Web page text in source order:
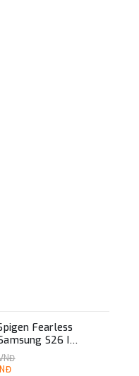
Fearless
S26 I